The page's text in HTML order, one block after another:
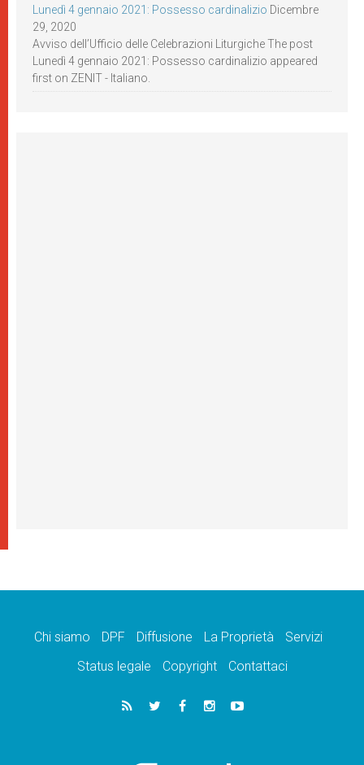
Lunedì 4 gennaio 2021: Possesso cardinalizio Dicembre
29, 2020
Avviso dell’Ufficio delle Celebrazioni Liturgiche The post
Lunedì 4 gennaio 2021: Possesso cardinalizio appeared
first on ZENIT - Italiano.
Chi siamo DPF Diffusione La Proprietà
Servizi
Status legale
Copyright Contattaci